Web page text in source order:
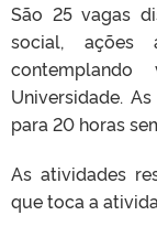
São 25 vagas
social, ações
Universidade.
para 20 horas
As atividades
que toca a